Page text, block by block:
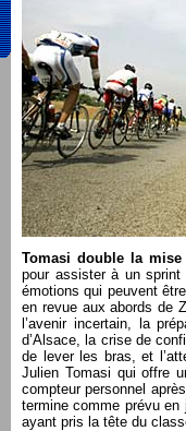
Tomasi double la mise
pour assister à un
émotions qui peuvent
en revue aux abords de
l’avenir incertain, la
d’Alsace, la crise de
de lever les bras, et
Julien Tomasi qui offre
compteur personnel
termine comme prévu
ayant pris la tête du